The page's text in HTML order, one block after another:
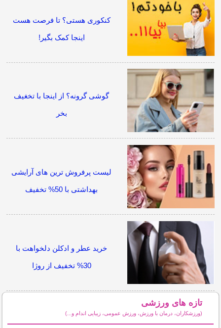
کنکوری هستی؟ تا فرصت هست
اینجا کمک بگیر!
گوشی گرونه؟ از اینجا با تخغیف
بخر
لیست پرفروش ترین های آرایشی
بهداشتی با 50% تخفیف
خرید عطر و ادکلن دلخواهت با
30% تخفیف از روژا
تازه های ورزشی
(ورزشکاران، درمان با ورزش، ورزش عمومی، زیبایی اندام و...)